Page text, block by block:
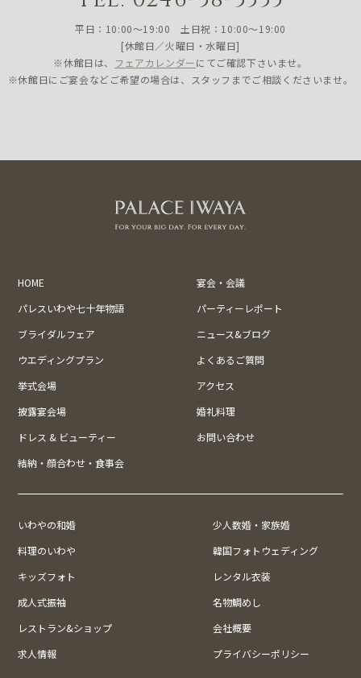
平日：10:00〜19:00 土日祝：10:00〜19:00
[休館日／火曜日・水曜日]
※休館日は、 フェアカレンダーにてご確認下さいませ。
※休館日にご宴会などご希望の場合は、スタッフまでご相談くださいませ。
HOME
宴会・会議
パレスいわや七十年物語
パーティーレポート
ブライダルフェア
ニュース&ブログ
ウエディングプラン
よくあるご質問
挙式会場
アクセス
披露宴会場
婚礼料理
ドレス & ビューティー
お問い合わせ
結納・顔合わせ・食事会
いわやの和婚
少人数婚・家族婚
料理のいわや
韓国フォトウェディング
キッズフォト
レンタル衣装
成人式振袖
名物鯛めし
レストラン&ショップ
会社概要
求人情報
プライバシーポリシー